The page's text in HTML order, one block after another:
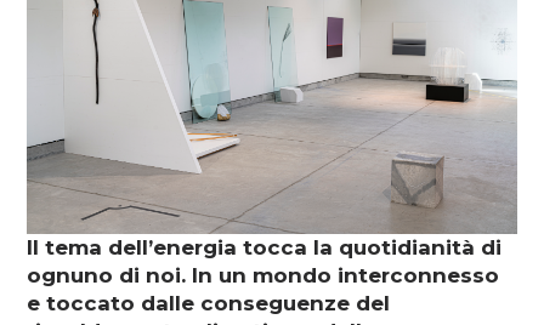
Media
DE EN IT
Il tema dell’energia tocca la quotidianità di
ognuno di noi. In un mondo interconnesso
e toccato dalle conseguenze del